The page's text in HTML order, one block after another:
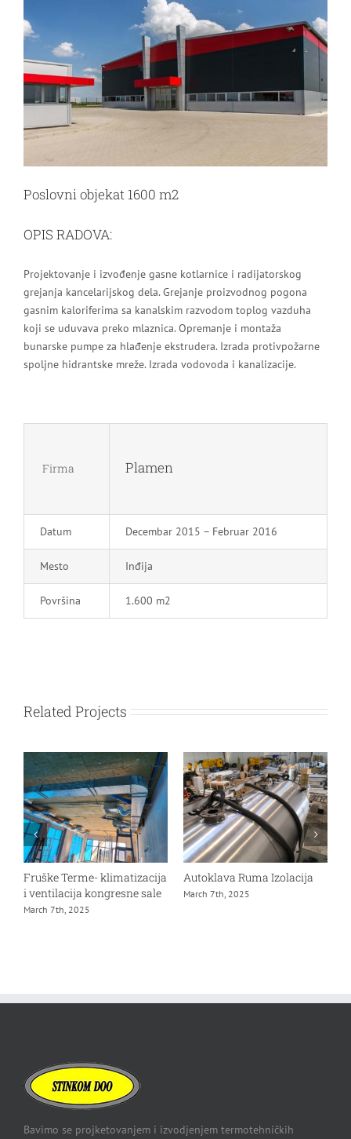
Image
Poslovni objekat 1600 m2
OPIS RADOVA:
Projektovanje i izvođenje gasne kotlarnice i radijatorskog
grejanja kancelarijskog dela. Grejanje proizvodnog pogona
gasnim kaloriferima sa kanalskim razvodom toplog vazduha
koji se uduvava preko mlaznica. Opremanje i montaža
bunarske pumpe za hlađenje ekstrudera. Izrada protivpožarne
spoljne hidrantske mreže. Izrada vodovoda i kanalizacije.
Firma Plamen
Datum Decembar 2015 – Februar 2016
Mesto Inđija
Površina 1.600 m2
Related Projects
Fruške Terme- klimatizacija
i ventilacija kongresne sale
March 7th, 2025
Autoklava Ruma Izolacija
March 7th, 2025
Bavimo se projketovanjem i izvodjenjem termotehničkih